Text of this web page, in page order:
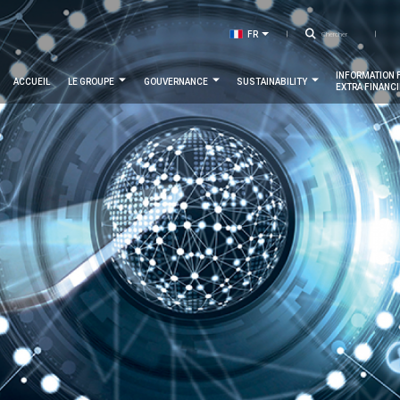
FR
LISTER LES ACTIONS
Navigation
principale
ACCUEIL LE GROUPE GOUVERNANCE SUSTAINABILITY
INFORMATION
EXTRA